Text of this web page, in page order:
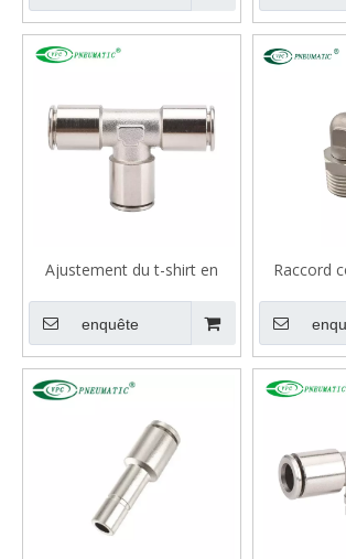
Ajustement du t-shirt en
enquête
Raccord